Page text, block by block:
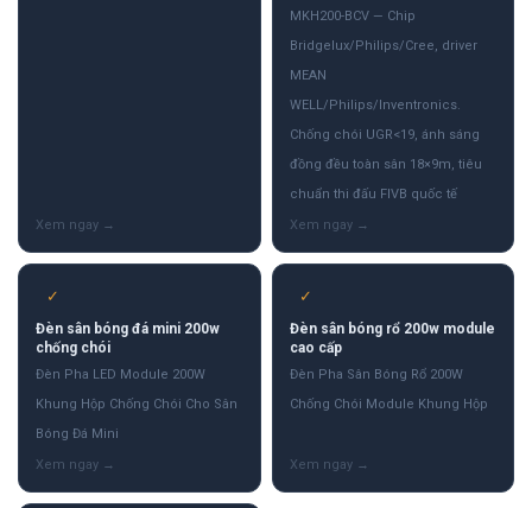
MKH200-BCV — Chip
Bridgelux/Philips/Cree, driver
MEAN
WELL/Philips/Inventronics.
Chống chói UGR<19, ánh sáng
đồng đều toàn sân 18×9m, tiêu
chuẩn thi đấu FIVB quốc tế
✓
Đèn sân bóng đá mini 200w
chống chói
Đèn Pha LED Module 200W
Khung Hộp Chống Chói Cho Sân
Bóng Đá Mini
✓
Đèn sân bóng rổ 200w module
cao cấp
Đèn Pha Sân Bóng Rổ 200W
Chống Chói Module Khung Hộp